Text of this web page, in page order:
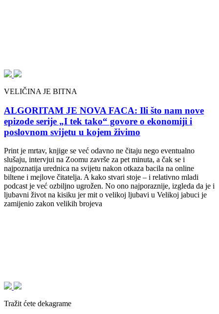
VELIČINA JE BITNA
ALGORITAM JE NOVA FACA: Ili što nam nove
epizode serije „I tek tako“ govore o ekonomiji i
poslovnom svijetu u kojem živimo
Print je mrtav, knjige se već odavno ne čitaju nego eventualno
slušaju, intervjui na Zoomu završe za pet minuta, a čak se i
najpoznatija urednica na svijetu nakon otkaza bacila na online
biltene i mejlove čitatelja. A kako stvari stoje – i relativno mladi
podcast je već ozbiljno ugrožen. No ono najporaznije, izgleda da je i
ljubavni život na kisiku jer mit o velikoj ljubavi u Velikoj jabuci je
zamijenio zakon velikih brojeva
Tražit ćete dekagrame